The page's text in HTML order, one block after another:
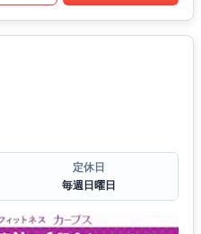
定休日
毎週日曜日